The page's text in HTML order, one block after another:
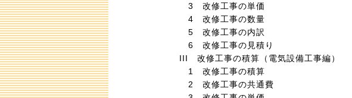
3 改修工事の単価
4 改修工事の数量
5 改修工事の内訳
6 改修工事の見積り
III 改修工事の積算（電気設備工事編）
1 改修工事の積算
2 改修工事の共通費